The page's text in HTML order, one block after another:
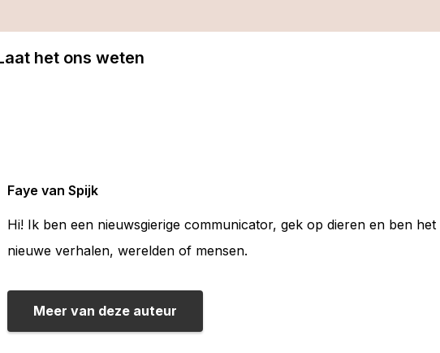
het ons weten
Faye van Spijk
Hi! Ik ben een nieuwsgierige communicator, gek op dieren en ben
nieuwe verhalen, werelden of mensen.
Meer van deze auteur